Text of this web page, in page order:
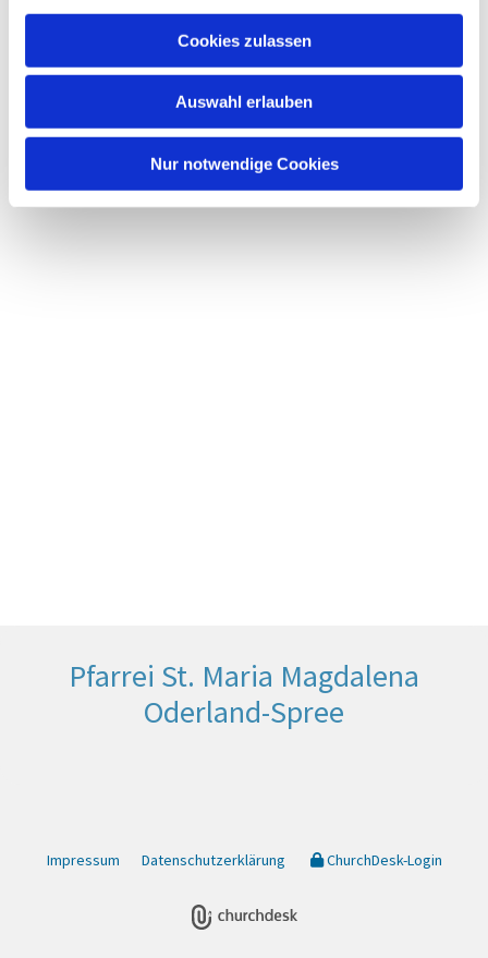
Cookies zulassen
Auswahl erlauben
Nur notwendige Cookies
Pfarrei St. Maria Magdalena
Oderland-Spree
Impressum Datenschutzerklärung ChurchDesk-Login